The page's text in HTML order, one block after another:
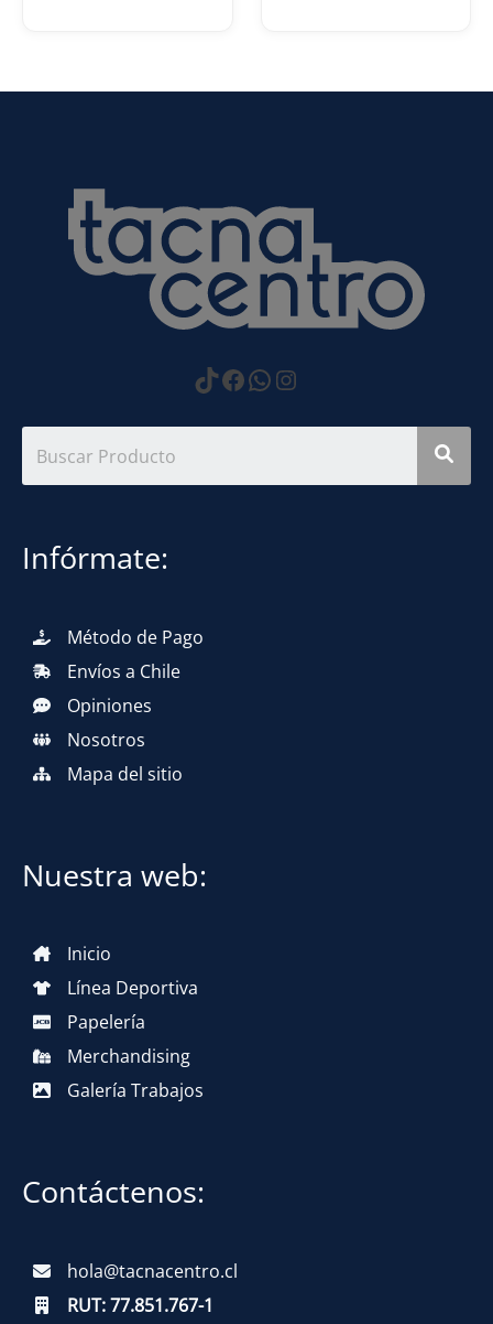
https://
Facebook
WhatsApp
Instagram
Infórmate:
Método de Pago
Envíos a Chile
Opiniones
Nosotros
Mapa del sitio
Nuestra web:
Inicio
Línea Deportiva
Papelería
Merchandising
Galería Trabajos
Contáctenos:
hola@tacnacentro.cl
RUT:77.851.767-1